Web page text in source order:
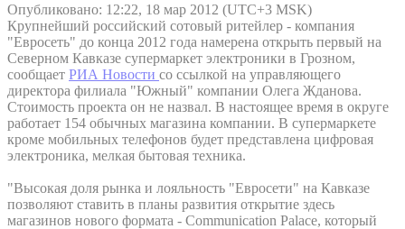
Опубликовано: 12:22, 18 мар 2012 (UTC+3 MSK)
Крупнейший российский сотовый ритейлер - компания
"Евросеть" до конца 2012 года намерена открыть первый на
Северном Кавказе супермаркет электроники в Грозном,
сообщает РИА Новости со ссылкой на управляющего
директора филиала "Южный" компании Олега Жданова.
Стоимость проекта он не назвал. В настоящее время в округе
работает 154 обычных магазина компании. В супермаркете
кроме мобильных телефонов будет представлена цифровая
электроника, мелкая бытовая техника.
"Высокая доля рынка и лояльность "Евросети" на Кавказе
позволяют ставить в планы развития открытие здесь
магазинов нового формата - Communication Palace, который